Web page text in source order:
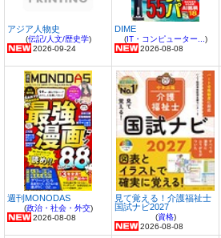
アジア人物史
(伝記/人文/歴史学)
2026-09-24
DIME
(IT・コンピューター...)
2026-08-08
週刊MONODAS
(政治・社会・外交)
2026-08-08
見て覚える！介護福祉士
国試ナビ2027
(資格)
2026-08-08